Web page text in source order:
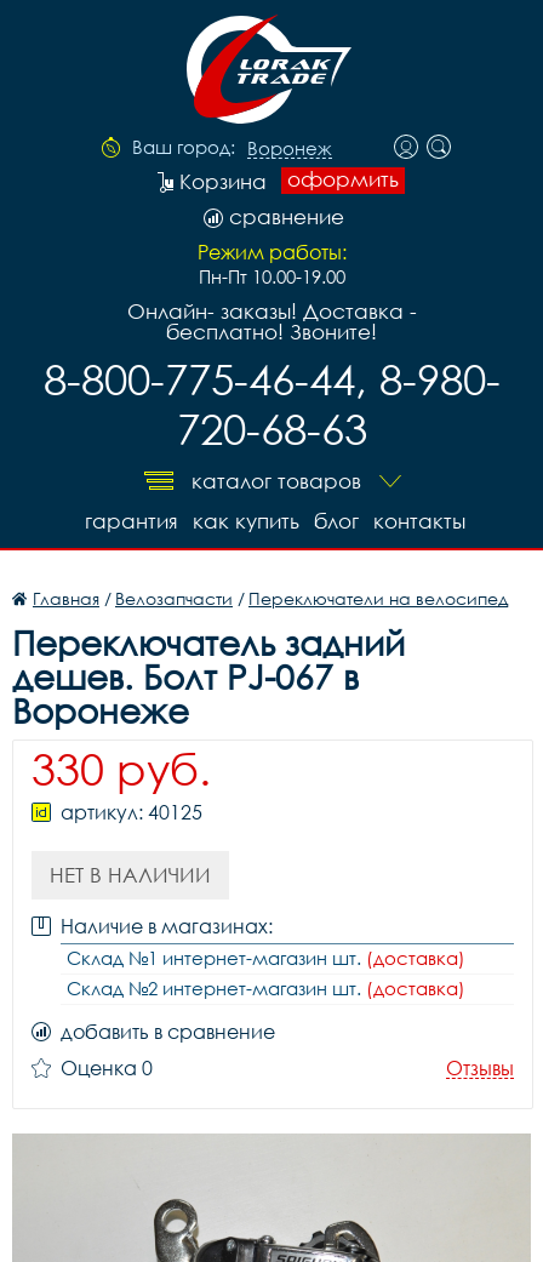
Ваш город: Воронеж
оформить
Корзина
сравнение
Режим работы:
Пн-Пт 10.00-19.00
Онлайн- заказы! Доставка -
бесплатно! Звоните!
8-800-775-46-44, 8-980-
720-68-63
каталог товаров
контакты
блог
как купить
гарантия
Главная / Велозапчасти / Переключатели на велосипед
Переключатель задний
дешев. Болт PJ-067 в
Воронеже
330 руб.
артикул: 40125
НЕТ В НАЛИЧИИ
Наличие в магазинах:
Склад №1 интернет-магазин шт. (доставка)
Склад №2 интернет-магазин шт. (доставка)
добавить в сравнение
Оценка 0
Отзывы